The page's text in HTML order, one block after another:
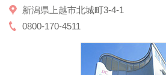
新潟県上越市北城町3-4-1
0800-170-4511